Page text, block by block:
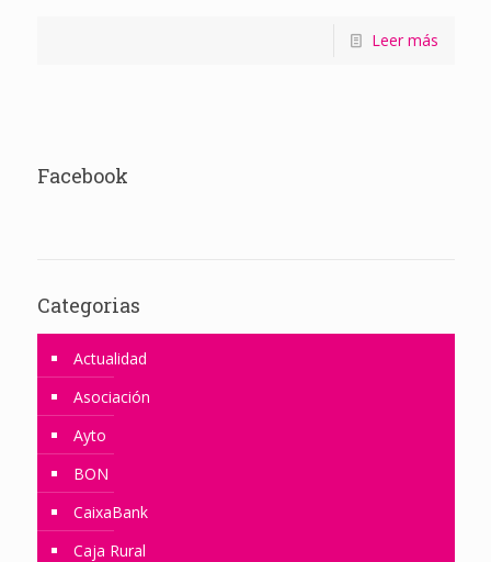
Leer más
Facebook
Categorias
Actualidad
Asociación
Ayto
BON
CaixaBank
Caja Rural